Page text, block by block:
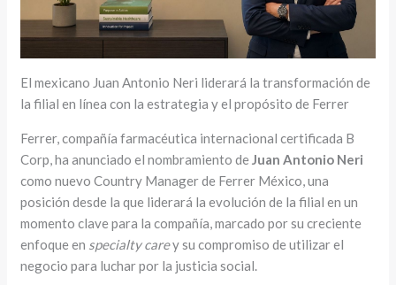
El mexicano Juan Antonio Neri liderará la transformación de
la filial en línea con la estrategia y el propósito de Ferrer
Ferrer, compañía farmacéutica internacional certificada B
Corp, ha anunciado el nombramiento deJuan Antonio Neri
como nuevo Country Manager de Ferrer México, una
posición desde la que liderará la evolución de la filial en un
momento clave para la compañía, marcado por su creciente
enfoque en specialty carey su compromiso de utilizar el
negocio para luchar por la justicia social.